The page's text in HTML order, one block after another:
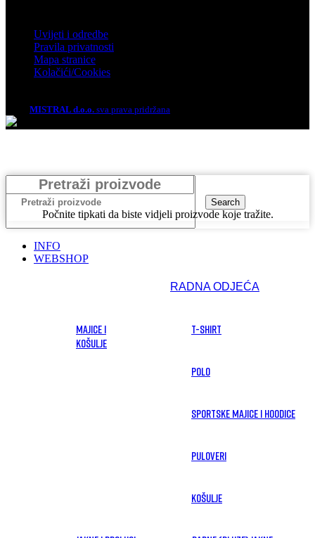
Uvijeti i odredbe
Pravila privatnosti
Mapa stranice
Kolačići/Cookies
MISTRAL d.o.o. sva prava pridržana
Počnite tipkati da biste vidjeli proizvode koje tražite.
Search
INFO
WEBSHOP
RADNA ODJEĆA
MAJICE I
KOŠULJE
T-shirt
Polo
Sportske majice i hoodice
Puloveri
Košulje